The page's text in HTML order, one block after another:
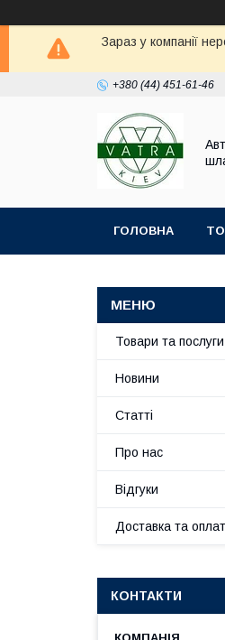
Зараз у компанії
+380 (44) 451-61-46
ГОЛОВНА
Товари та послуги
Новини
Статті
Про нас
Відгуки
Доставка та
КОНТАКТИ